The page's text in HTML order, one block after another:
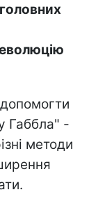
Габбла" -
методи